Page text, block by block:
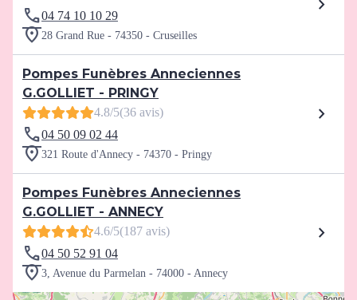
04 74 10 10 29
28 Grand Rue - 74350 - Cruseilles
Pompes Funèbres Anneciennes
G.GOLLIET - PRINGY
4.8/5(36 avis)
04 50 09 02 44
321 Route d'Annecy - 74370 - Pringy
Pompes Funèbres Anneciennes
G.GOLLIET - ANNECY
4.6/5(187 avis)
04 50 52 91 04
3, Avenue du Parmelan - 74000 - Annecy